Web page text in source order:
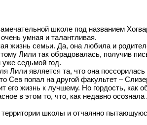
школе под названием
умная и талантливая.
жизнь семьи. Да, она любила и
Лили так обрадовалась, получив
седьмой год.
Лили является та, что она
Сев попал на другой факультет –
его жизнь к лучшему. Но гордость, как
в этом то, что, как недавно
школы и отчаянно